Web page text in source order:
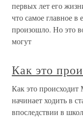
первых лет его
что самое главное
произошло. Но это
могут
Как это
Как это происходит
начинает ходить в
впоследствии в